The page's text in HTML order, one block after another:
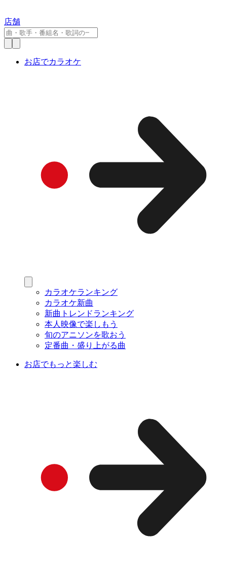
店舗
お店でカラオケ
カラオケランキング
カラオケ新曲
新曲トレンドランキング
本人映像で楽しもう
旬のアニソンを歌おう
定番曲・盛り上がる曲
お店でもっと楽しむ